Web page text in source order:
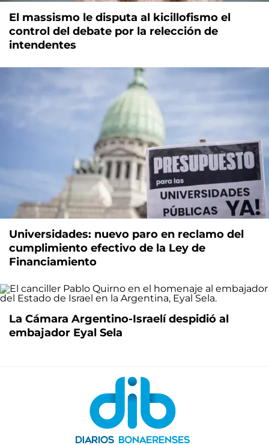
El massismo le disputa al kicillofismo el
control del debate por la relección de
intendentes
Universidades: nuevo paro en reclamo del
cumplimiento efectivo de la Ley de
Financiamiento
La Cámara Argentino-Israelí despidió al
embajador Eyal Sela